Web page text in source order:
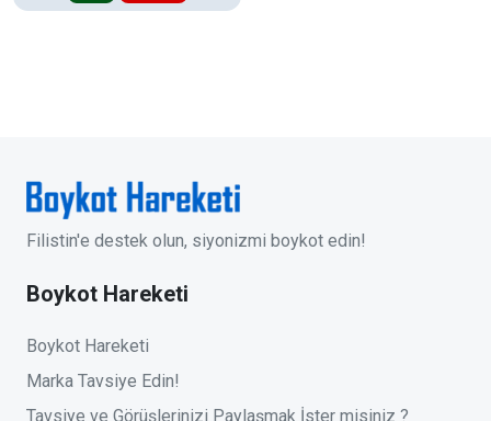
Filistin'e destek olun, siyonizmi boykot edin!
Boykot Hareketi
Boykot Hareketi
Marka Tavsiye Edin!
Tavsiye ve Görüşlerinizi Paylaşmak İster misiniz ?